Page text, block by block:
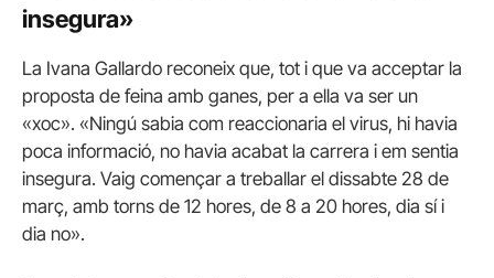
insegura»
La Ivana Gallardo reconeix que, tot i que va acceptar la
proposta de feina amb ganes, per a ella va ser un
«xoc». «Ningú sabia com reaccionaria el virus, hi havia
poca informació, no havia acabat la carrera i em sentia
insegura. Vaig començar a treballar el dissabte 28 de
març, amb torns de 12 hores, de 8 a 20 hores, dia sí i
dia no».